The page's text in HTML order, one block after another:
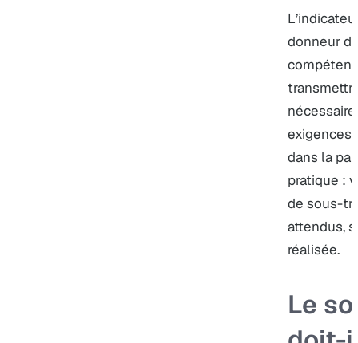
donneur
exigences
dans la
pratique :
de sous-
attendus,
réalisée.
Le